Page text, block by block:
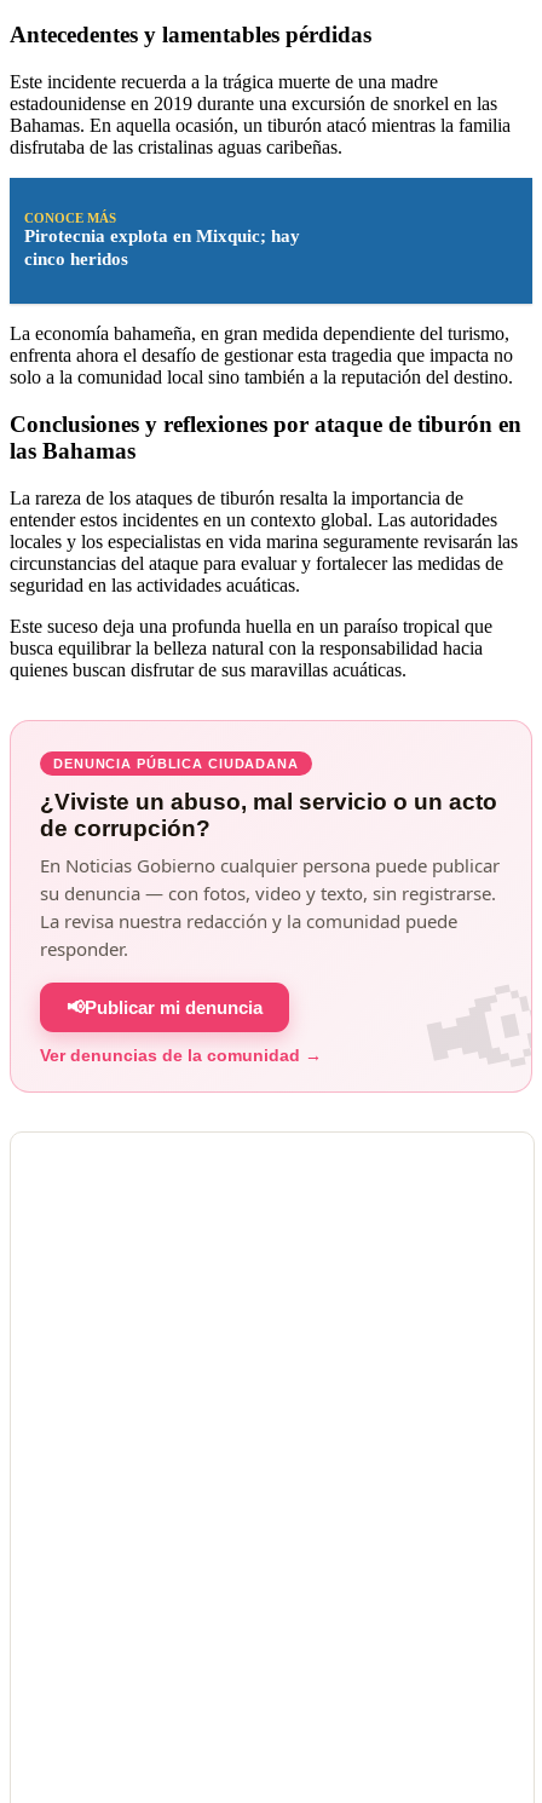
Antecedentes y lamentables pérdidas
Este incidente recuerda a la trágica muerte de una madre
estadounidense en 2019 durante una excursión de snorkel en las
Bahamas. En aquella ocasión, un tiburón atacó mientras la familia
disfrutaba de las cristalinas aguas caribeñas.
CONOCE MÁS
Pirotecnia explota en Mixquic; hay
cinco heridos
La economía bahameña, en gran medida dependiente del turismo,
enfrenta ahora el desafío de gestionar esta tragedia que impacta no
solo a la comunidad local sino también a la reputación del destino.
Conclusiones y reflexiones por ataque de tiburón en
las Bahamas
La rareza de los ataques de tiburón resalta la importancia de
entender estos incidentes en un contexto global. Las autoridades
locales y los especialistas en vida marina seguramente revisarán las
circunstancias del ataque para evaluar y fortalecer las medidas de
seguridad en las actividades acuáticas.
Este suceso deja una profunda huella en un paraíso tropical que
busca equilibrar la belleza natural con la responsabilidad hacia
quienes buscan disfrutar de sus maravillas acuáticas.
DENUNCIA PÚBLICA CIUDADANA
¿Viviste un abuso, mal servicio o un acto
de corrupción?
En Noticias Gobierno cualquier persona puede publicar
su denuncia — con fotos, video y texto, sin registrarse.
La revisa nuestra redacción y la comunidad puede
responder.
📢Publicar mi denuncia
Ver denuncias de la comunidad →